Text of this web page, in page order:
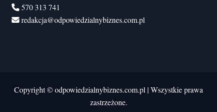
570 313 741
redakcja@odpowiedzialnybiznes.com.pl
Copyright © odpowiedzialnybiznes.com.pl |Wszystkie prawa
zastrzeżone.